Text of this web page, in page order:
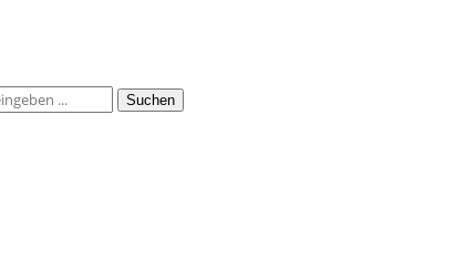
Suchen